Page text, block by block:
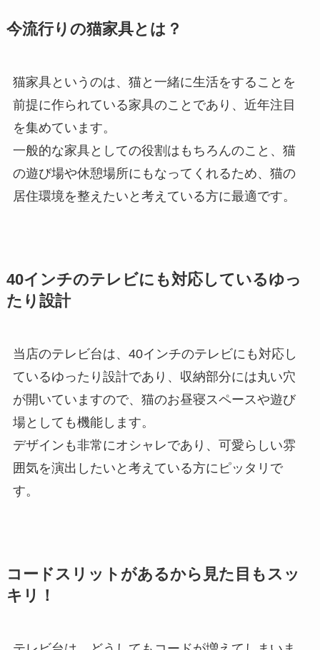
今流行りの猫家具とは？
猫家具というのは、猫と一緒に生活をすることを
前提に作られている家具のことであり、近年注目
を集めています。
一般的な家具としての役割はもちろんのこと、猫
の遊び場や休憩場所にもなってくれるため、猫の
居住環境を整えたいと考えている方に最適です。
40インチのテレビにも対応しているゆっ
たり設計
当店のテレビ台は、40インチのテレビにも対応し
ているゆったり設計であり、収納部分には丸い穴
が開いていますので、猫のお昼寝スペースや遊び
場としても機能します。
デザインも非常にオシャレであり、可愛らしい雰
囲気を演出したいと考えている方にピッタリで
す。
コードスリットがあるから見た目もスッ
キリ！